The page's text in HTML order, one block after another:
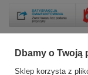
Dbamy o Twoją
Sklep korzysta z